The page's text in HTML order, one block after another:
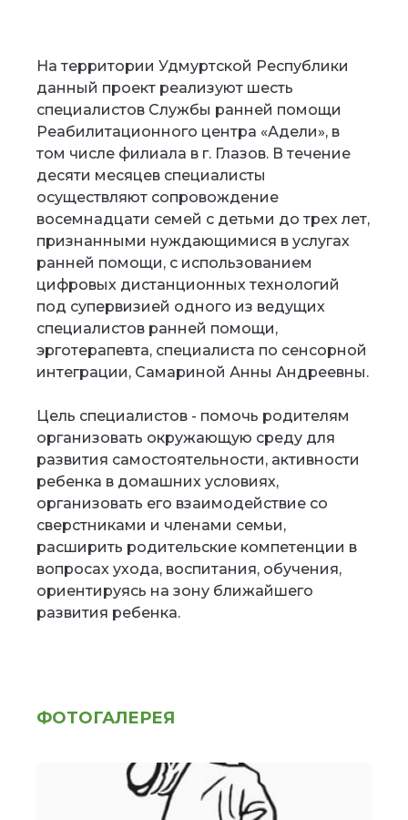
На территории Удмуртской Республики
данный проект реализуют шесть
специалистов Службы ранней помощи
Реабилитационного центра «Адели», в
том числе филиала в г. Глазов. В течение
десяти месяцев специалисты
осуществляют сопровождение
восемнадцати семей с детьми до трех лет,
признанными нуждающимися в услугах
ранней помощи, с использованием
цифровых дистанционных технологий
под супервизией одного из ведущих
специалистов ранней помощи,
эрготерапевта, специалиста по сенсорной
интеграции, Самариной Анны Андреевны.
Цель специалистов - помочь родителям
организовать окружающую среду для
развития самостоятельности, активности
ребенка в домашних условиях,
организовать его взаимодействие со
сверстниками и членами семьи,
расширить родительские компетенции в
вопросах ухода, воспитания, обучения,
ориентируясь на зону ближайшего
развития ребенка.
ФОТОГАЛЕРЕЯ